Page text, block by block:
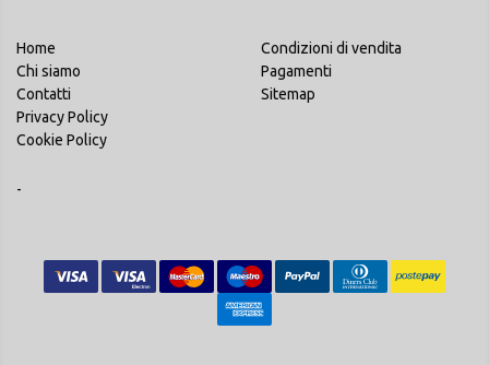
Home
Chi siamo
Contatti
Privacy Policy
Cookie Policy
Condizioni di vendita
Pagamenti
Sitemap
-